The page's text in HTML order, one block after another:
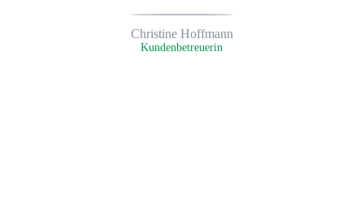
Christine Hoffmann
Kunden­betreuerin